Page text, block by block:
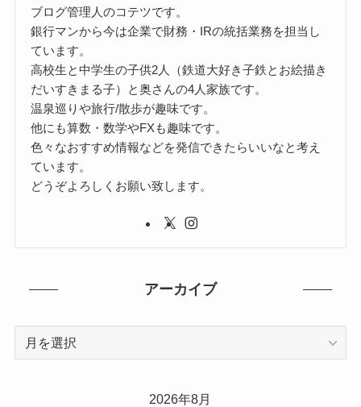
ブログ管理人のコテツです。
銀行マンから今は企業で財務・IRの統括業務を担当し
ています。
高校生と中学生の子供2人（鉄道大好き子鉄とお絵描き
だいすきまる子）と奥さんの4人家族です。
温泉巡りや旅行/散歩が趣味です。
他にも算数・数学やFXも趣味です。
色々なおすすめ情報などを発信できたらいいなと考え
ています。
どうぞよろしくお願い致します。
アーカイブ
2026年8月